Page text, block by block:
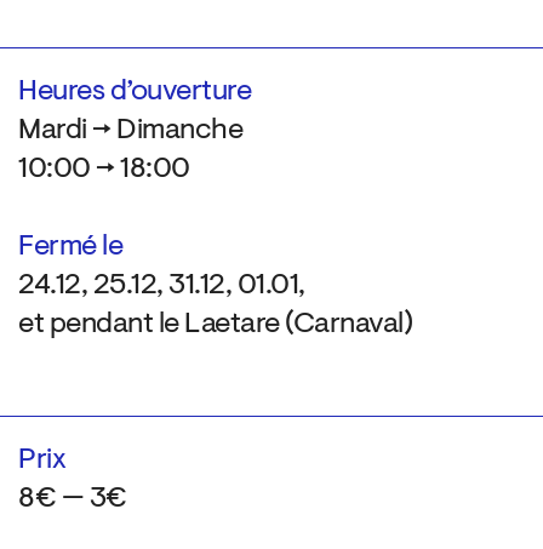
Heures d’ouverture
Mardi → Dimanche
10:00 → 18:00
Fermé le
24.12, 25.12, 31.12, 01.01,
et pendant le Laetare (Carnaval)
Prix
8€ — 3€